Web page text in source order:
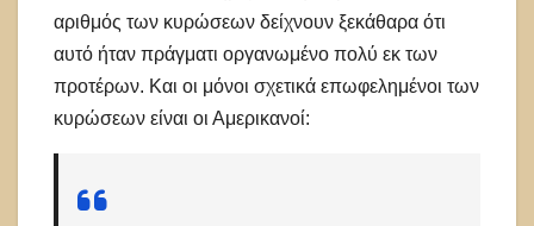
αριθμός των κυρώσεων δείχνουν ξεκάθαρα ότι
αυτό ήταν πράγματι οργανωμένο πολύ εκ των
προτέρων. Και οι μόνοι σχετικά επωφελημένοι των
κυρώσεων είναι οι Αμερικανοί: